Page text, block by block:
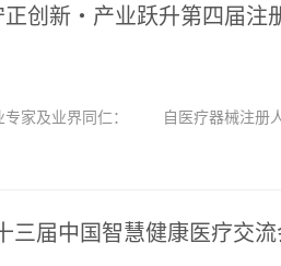
正创新・产业跃升第四届
专家及业界同仁： 自医疗器械注册
三届中国智慧健康医疗交流